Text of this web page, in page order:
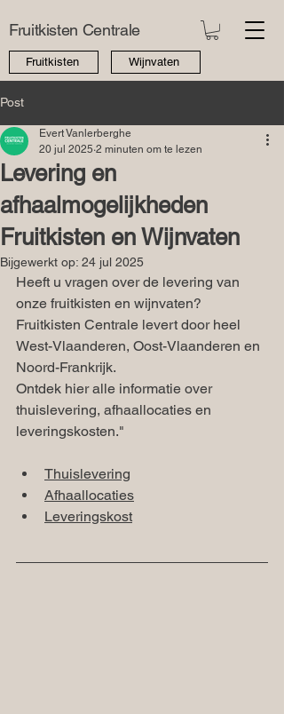
Fruitkisten Centrale
Fruitkisten Wijnvaten
Post
Levering en
afhaalmogelijkheden
Fruitkisten en Wijnvaten
Evert Vanlerberghe
20 jul 2025 2 minuten om te lezen
Bijgewerkt op: 24 jul 2025
Heeft u vragen over de levering van
onze fruitkisten en wijnvaten?
Fruitkisten Centrale levert door heel
West-Vlaanderen, Oost-Vlaanderen en
Noord-Frankrijk.
Ontdek hier alle informatie over
thuislevering, afhaallocaties en
leveringskosten."
Thuislevering
Afhaallocaties
Leveringskost